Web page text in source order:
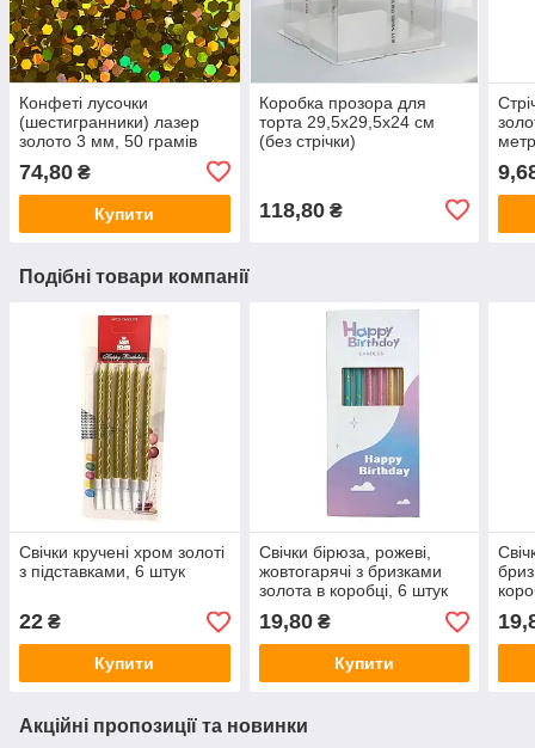
Конфеті лусочки
(шестигранники) лазер
золото 3 мм, 50 грамів
74,80 ₴
Купити
Коробка прозора для
торта 29,5х29,5х24 см
(без стрічки)
118,80₴
Подібні товари компанії
Свічки кручені хром золоті
з підставками, 6 штук
22 ₴
Купити
Свічки бірюза, рожеві,
жовтогарячі з бризками
золота в коробці, 6 штук
19,80₴
Купити
Акційні пропозиції та новинки